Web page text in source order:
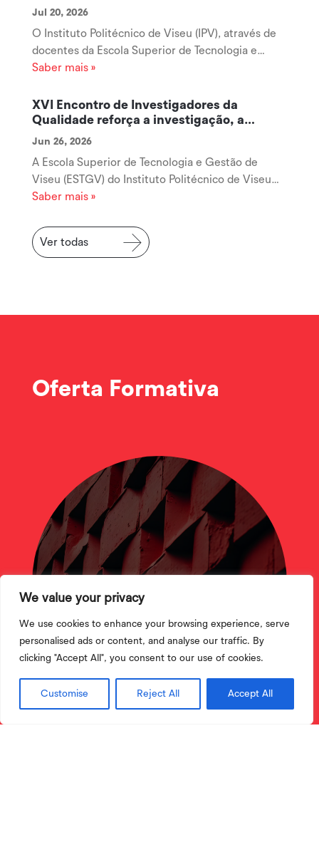
We value your privacy
We use cookies to enhance your browsing experience, serve
personalised ads or content, and analyse our traffic. By
clicking "Accept All", you consent to our use of cookies.
Customise Reject All Accept All
Jul 20, 2026
O Instituto Politécnico de Viseu (IPV), através de
docentes da Escola Superior de Tecnologia e
Gestão de Viseu (ESTGV), disponibiliza um
à promoção da literacia financeira de crianças e
jovens, acessíveis através da...
Saber mais »
XVI Encontro de Investigadores da
Qualidade reforça a investigação, a
cooperação e a inovação na área da
Qualidade
Jun 26, 2026
A Escola Superior de Tecnologia e Gestão de
Viseu (ESTGV) do Instituto Politécnico de Viseu
acolheu, no passado dia 19 de junho, o XVI
(RIQUAL), uma iniciativa que voltou a afirmar-se
como um importante espaço de encontro,...
Saber mais »
Ver todas
Oferta Formativa